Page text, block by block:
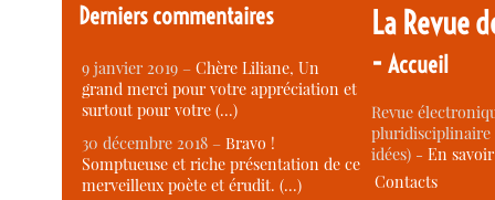
Derniers commentaires
9 janvier 2019 –Chère Liliane, Un
grand merci pour votre appréciation et
surtout pour votre (…)
30 décembre 2018 –Bravo !
Somptueuse et riche présentation de ce
merveilleux poète et érudit. (…)
La Revue
-Accueil
Revue
idées) -En
Contacts